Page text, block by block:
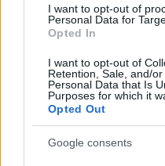
I want to opt-out of
Personal Data for
Opted In
I want to opt-out of
Retention, Sale, and/
Personal Data that Is
Purposes for which it
Opted Out
Google consents